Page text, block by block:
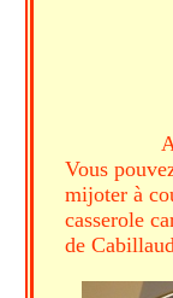
Vous
mijoter à
casserole
de